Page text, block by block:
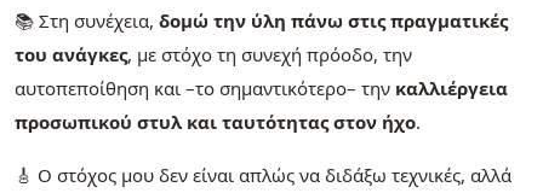
📚 Στη συνέχεια, δομώ την ύλη πάνω στις πραγματικές
του ανάγκες, με στόχο τη συνεχή πρόοδο, την
αυτοπεποίθηση και –το σημαντικότερο– την καλλιέργεια
προσωπικού στυλ και ταυτότητας στον ήχο.
🎸 Ο στόχος μου δεν είναι απλώς να διδάξω τεχνικές, αλλά